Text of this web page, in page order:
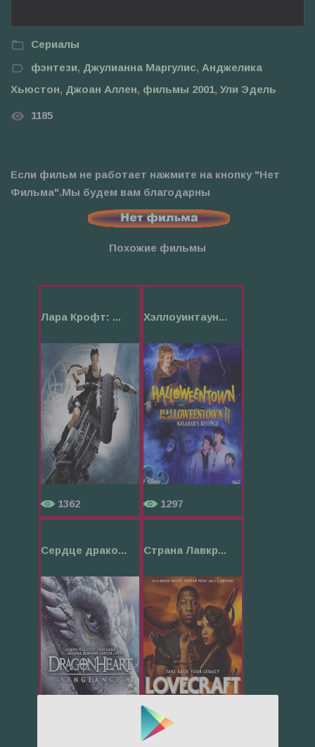
Сериалы
фэнтези, Джулианна Маргулис, Анджелика
Хьюстон, Джоан Аллен, фильмы 2001, Ули Эдель
1185
Если фильм не работает нажмите на кнопку "Нет
Фильма".Мы будем вам благодарны
Похожие фильмы
Лара Крофт: ...
1362
Хэллоуинтаун...
1297
Сердце драко... Страна Лавкр...
702